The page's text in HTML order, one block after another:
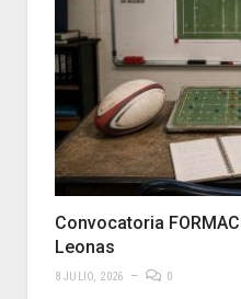
Convocatoria
Leonas
8 JULIO, 2026 0